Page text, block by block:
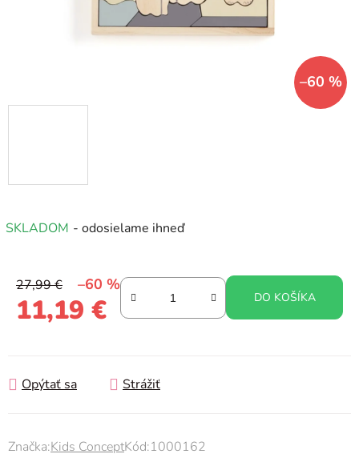
SKLADOM - odosielame ihneď
27,99 € –60 %
11,19 € DO KOŠÍKA
Opýtať sa Strážiť
Značka:Kids ConceptKód:1000162
–60 %